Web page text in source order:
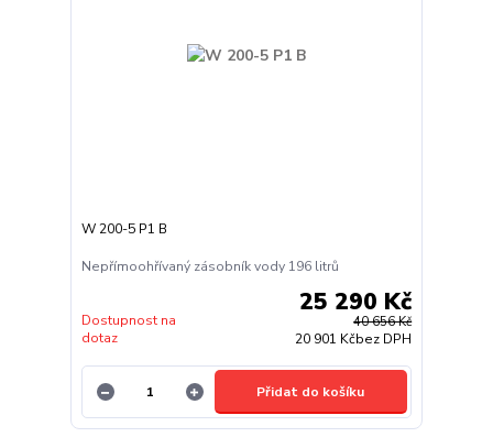
W 200-5 P1 B
Nepřímoohřívaný zásobník vody 196 litrů
40 656 Kč
25 290 Kč
20 901 Kčbez DPH
Dostupnost na
dotaz
Přidat do košíku